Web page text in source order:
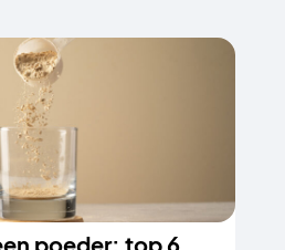
poeder: top 6